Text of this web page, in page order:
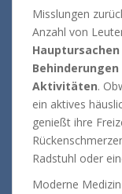
Misslungen
Anzahl von
Aktivitäten.
ein aktives
genießt ihre
Radstuhl oder
Moderne